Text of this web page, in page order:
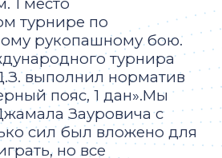
турнире по
рукопашному бою.
турнира
выполнил норматив
пояс, 1 дан».Мы
Зауровича с
сил был вложено для
но все